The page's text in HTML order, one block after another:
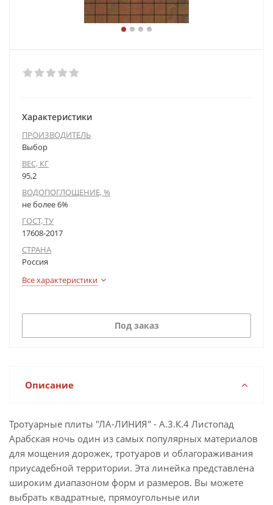
Характеристики
ПРОИЗВОДИТЕЛЬ
Выбор
ВЕС, КГ
95,2
ВОДОПОГЛОЩЕНИЕ, %
не более 6%
ГОСТ, ТУ
17608-2017
СТРАНА
Россия
Все характеристики
Под заказ
Описание
Тротуарные плиты "ЛА-ЛИНИЯ" - А.3.К.4 Листопад
Арабская ночь один из самых популярных материалов
для мощения дорожек, тротуаров и облагораживания
приусадебной территории. Эта линейка представлена
широким диапазоном форм и размеров. Вы можете
выбрать квадратные, прямоугольные или